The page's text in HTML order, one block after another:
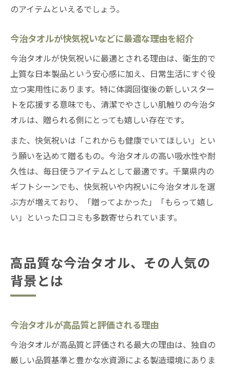
のアイテムといえるでしょう。
今治タオルが快気祝いなどに最適な理由を紹介
今治タオルが快気祝いに最適とされる理由は、衛生的で
上質な日本製品という安心感に加え、日常生活にすぐ役
立つ実用性にあります。特に体調回復後の新しいスター
トを応援する意味でも、清潔でやさしい肌触りの今治タ
オルは、贈られる側にとっても嬉しい存在です。
また、快気祝いは「これからも健康でいてほしい」とい
う願いを込めて贈るもの。今治タオルの高い吸水性や耐
久性は、毎日使うアイテムとして最適です。千葉県内の
ギフトシーンでも、快気祝いや内祝いに今治タオルを選
ぶ方が増えており、「贈ってよかった」「もらって嬉し
い」といった口コミも多数寄せられています。
高品質な今治タオル、その人気の
背景とは
今治タオルが高品質と評価される理由
今治タオルが高品質と評価される最大の理由は、独自の
厳しい品質基準と豊かな水資源による製造環境にありま